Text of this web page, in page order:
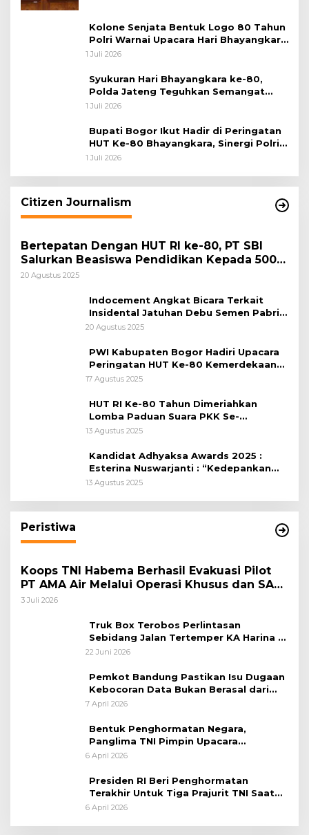
Kolone Senjata Bentuk Logo 80 Tahun
Polri Warnai Upacara Hari Bhayangkara
ke-80
1 Juli 2026
Syukuran Hari Bhayangkara ke-80,
Polda Jateng Teguhkan Semangat
Pengabdian dan Pererat Kebersamaan
1 Juli 2026
Bupati Bogor Ikut Hadir di Peringatan
HUT Ke-80 Bhayangkara, Sinergi Polri
dan Pemkab Bogor Jadi Kunci Menjaga
1 Juli 2026
Citizen Journalism
Bertepatan Dengan HUT RI ke-80, PT SBI
Salurkan Beasiswa Pendidikan Kepada 500
Pelajar
20 Agustus 2025
Indocement Angkat Bicara Terkait
Insidental Jatuhan Debu Semen Pabrik
Citeureup
20 Agustus 2025
PWI Kabupaten Bogor Hadiri Upacara
Peringatan HUT Ke-80 Kemerdekaan
RI, di Lapangan Tegar Beriman
17 Agustus 2025
HUT RI Ke-80 Tahun Dimeriahkan
Lomba Paduan Suara PKK Se-
Kabupaten Bogor
13 Agustus 2025
Kandidat Adhyaksa Awards 2025 :
Esterina Nuswarjanti : “Kedepankan
Keadilan Restoratif Wujudkan
13 Agustus 2025
Peristiwa
Koops TNI Habema Berhasil Evakuasi Pilot
PT AMA Air Melalui Operasi Khusus dan SAR
Taktis
3 Juli 2026
Truk Box Terobos Perlintasan
Sebidang Jalan Tertemper KA Harina di
Jalan Stasiun Poncol-Jrakah Semarang
22 Juni 2026
Pemkot Bandung Pastikan Isu Dugaan
Kebocoran Data Bukan Berasal dari
Server Disdukcapil
7 April 2026
Bentuk Penghormatan Negara,
Panglima TNI Pimpin Upacara
Pemakaman Militer
6 April 2026
Presiden RI Beri Penghormatan
Terakhir Untuk Tiga Prajurit TNI Saat
Persemayaman di Bandara Soekarno-
6 April 2026